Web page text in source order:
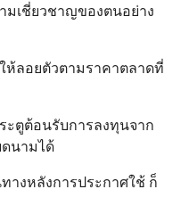
มเชี่ยวชาญของตนอย่าง
ลอยตัวตามราคาตลาดที่
ตูต้อนรับการลงทุนจาก
ดนามได้
างหลังการประกาศใช้ ก็